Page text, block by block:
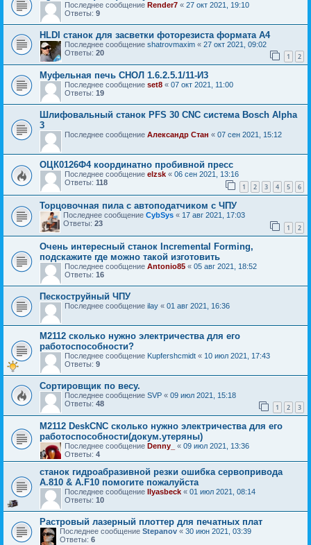
Последнее сообщение Render7 « 27 окт 2021, 19:10
Ответы: 9
HLDI станок для засветки фоторезиста формата А4
Последнее сообщение shatrovmaxim « 27 окт 2021, 09:02
Ответы: 20 1 2
Муфельная печь СНОЛ 1.6.2.5.1/11-И3
Последнее сообщение set8 « 07 окт 2021, 11:00
Ответы: 19
Шлифовальный станок PFS 30 CNC система Bosch Alpha
3
Последнее сообщение Александр Стан « 07 сен 2021, 15:12
ОЦК0126Ф4 координатно пробивной пресс
Последнее сообщение elzsk « 06 сен 2021, 13:16
Ответы: 118 1 2 3 4 5 6
Торцовочная пила с автоподатчиком с ЧПУ
Последнее сообщение CybSys « 17 авг 2021, 17:03
Ответы: 23 1 2
Очень интересный станок Incremental Forming,
подскажите где можно такой изготовить
Последнее сообщение Antonio85 « 05 авг 2021, 18:52
Ответы: 16
Пескоструйный ЧПУ
Последнее сообщение ilay « 01 авг 2021, 16:36
М2112 сколько нужно электричества для его
работоспособности?
Последнее сообщение Kupfershcmidt « 10 июл 2021, 17:43
Ответы: 9
Сортировщик по весу.
Последнее сообщение SVP « 09 июл 2021, 15:18
Ответы: 48 1 2 3
М2112 DeskCNC сколько нужно электричества для его
работоспособности(докум.утеряны)
Последнее сообщение Denny_ « 09 июл 2021, 13:36
Ответы: 4
станок гидроабразивной резки ошибка сервопривода
A.810 & A.F10 помогите пожалуйста
Последнее сообщение Ilyasbeck « 01 июл 2021, 08:14
Ответы: 10
Растровый лазерный плоттер для печатных плат
Последнее сообщение Stepanov « 30 июн 2021, 03:39
Ответы: 6